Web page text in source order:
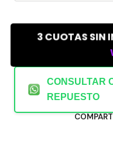
3 CUOTAS SIN
CONSULTAR
REPUESTO